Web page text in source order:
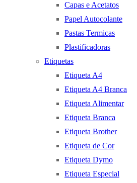
Capas e Acetatos
Papel Autocolante
Pastas Termicas
Plastificadoras
Etiquetas
Etiqueta A4
Etiqueta A4 Branca
Etiqueta Alimentar
Etiqueta Branca
Etiqueta Brother
Etiqueta de Cor
Etiqueta Dymo
Etiqueta Especial